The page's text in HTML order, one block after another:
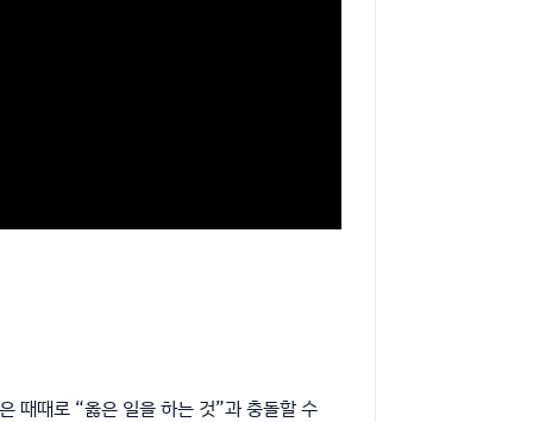
때때로 “옳은 일을 하는 것”과 충돌할 수